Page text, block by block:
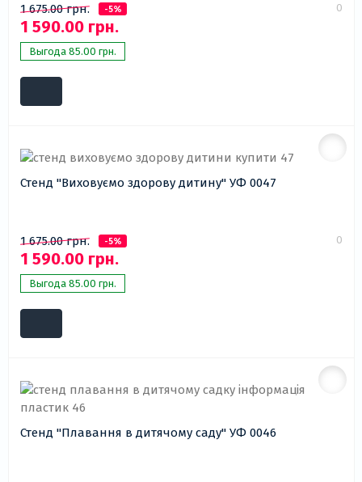
1 675.00 грн. -5%
1 590.00 грн.
Выгода 85.00 грн.
0
Стенд "Виховуємо здорову дитину" УФ 0047
1 675.00 грн. -5%
1 590.00 грн.
Выгода 85.00 грн.
0
Стенд "Плавання в дитячому саду" УФ 0046